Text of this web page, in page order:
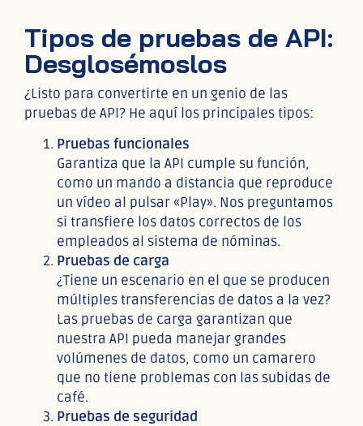
Tipos de pruebas de API:
Desglosémoslos
¿Listo para convertirte en un genio de las
pruebas de API? He aquí los principales tipos:
Pruebas funcionales
Garantiza que la API cumple su función,
como un mando a distancia que reproduce
un vídeo al pulsar «Play». Nos preguntamos
si transfiere los datos correctos de los
empleados al sistema de nóminas.
Pruebas de carga
¿Tiene un escenario en el que se producen
múltiples transferencias de datos a la vez?
Las pruebas de carga garantizan que
nuestra API pueda manejar grandes
volúmenes de datos, como un camarero
que no tiene problemas con las subidas de
café.
Pruebas de seguridad